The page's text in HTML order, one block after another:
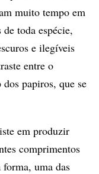
muito tempo em
toda espécie,
e ilegíveis
entre o
papiros, que se
em produzir
comprimentos
uma das